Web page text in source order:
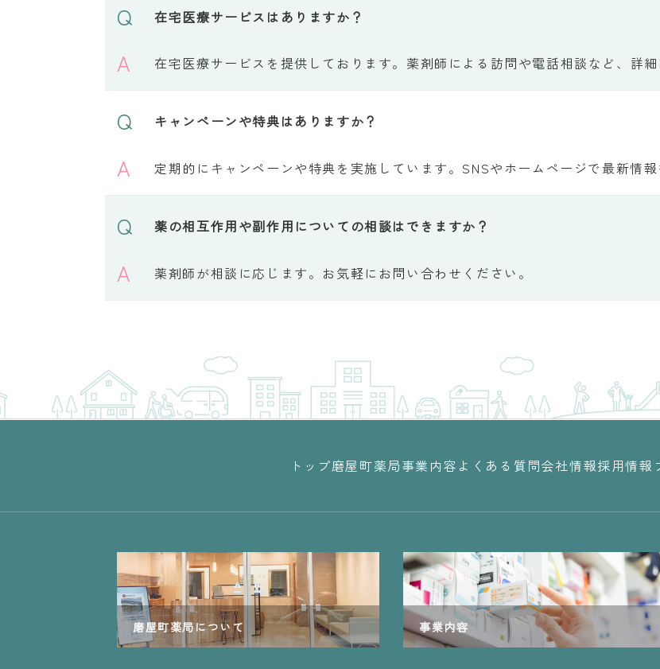
Q 在宅医療サービスはありますか？
A 在宅医療サービスを提供しております。薬剤師による訪問や電話相談など、詳細
Q キャンペーンや特典はありますか？
A 定期的にキャンペーンや特典を実施しています。SNSやホームページで最新情報
Q 薬の相互作用や副作用についての相談はできますか？
A 薬剤師が相談に応じます。お気軽にお問い合わせください。
トップ磨屋町薬局事業内容 よくある質問会社情報採用情報
磨屋町薬局について 事業内容